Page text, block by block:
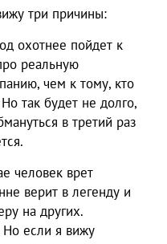
три причины:
охотнее пойдет к
реальную
чем к тому, кто
так будет не долго,
в третий раз
человек врет
верит в легенду и
на других.
Но если я вижу